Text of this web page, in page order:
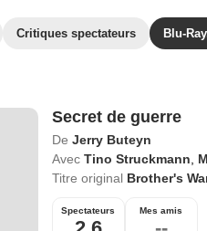
Critiques spectateurs Blu-
Secret de guerre
De Jerry Buteyn
Avec Tino Struckmann
Titre original Brother's
Spectateurs Mes amis